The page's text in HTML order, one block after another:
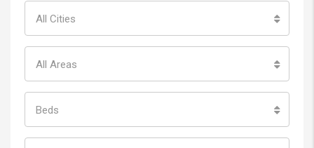
All Cities
All Areas
Beds